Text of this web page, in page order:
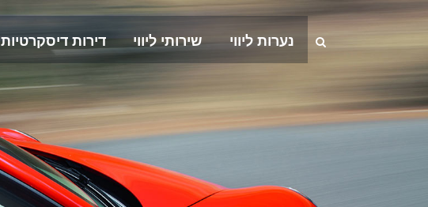
נערות ליווי שירותי ליווי דירות דיסקרטיות